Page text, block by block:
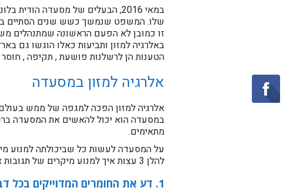
במאי 2016, הבעלים של מסעדה
שלו. המשפט שנמשך כשש שנים הסתיים
זו כמובן לא הפעם הראשונה שמתנהלים
באלרגיה למזון ותביעות כאלו הוגשו גם
הטענות הן לרשלנות פושעת , תקיפה , חוסר
אלרגיה למזון במסעדה
אלרגיה למזון הפכה למגפה של ממש בעולם
במסעדה הוא יכול להאשים את המסעדה
מתאימים.
על המסעדה לעשות כל שביכולתה למנוע
להלן 3 עצות איך למנוע מיקרים של תגובות אלרגיות במסעדות, מנקודת המבט של מנהל או בעל המסעדה.
1. דע את החומרים המדוייקים בכל דבר בו אתה משתמש במסעדה